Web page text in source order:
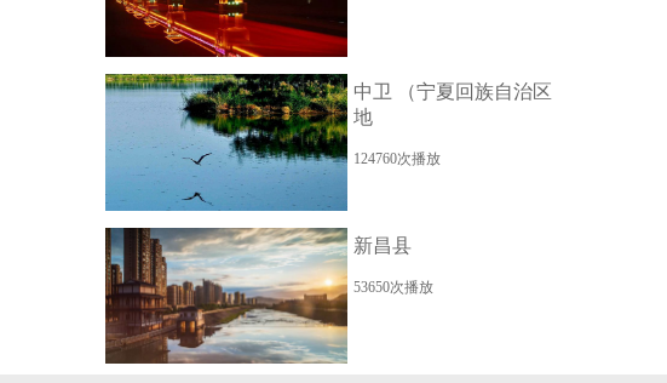
中卫 （宁夏回族自治区
地
124760次播放
新昌县
53650次播放